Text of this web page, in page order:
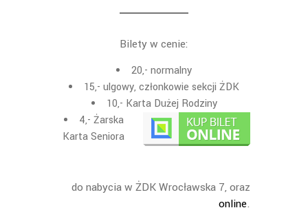
Bilety w cenie:
20,- normalny
15,- ulgowy, członkowie sekcji ŻDK
10,- Karta Dużej Rodziny
4,- Żarska
Karta Seniora
do nabycia w ŻDK Wrocławska 7, oraz
online.